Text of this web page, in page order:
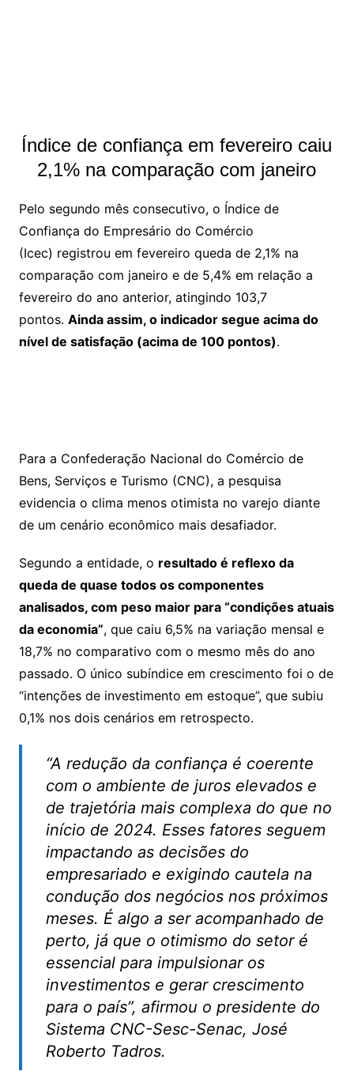
Índice de confiança em fevereiro caiu
2,1% na comparação com janeiro
Pelo segundo mês consecutivo, o Índice de
Confiança do Empresário do Comércio
(Icec) registrou em fevereiro queda de 2,1% na
comparação com janeiro e de 5,4% em relação a
fevereiro do ano anterior, atingindo 103,7
pontos. Ainda assim, o indicador segue acima do
nível de satisfação (acima de 100 pontos).
Para a Confederação Nacional do Comércio de
Bens, Serviços e Turismo (CNC), a pesquisa
evidencia o clima menos otimista no varejo diante
de um cenário econômico mais desafiador.
Segundo a entidade, o resultado é reflexo da
queda de quase todos os componentes
analisados, com peso maior para “condições atuais
da economia”, que caiu 6,5% na variação mensal e
18,7% no comparativo com o mesmo mês do ano
passado. O único subíndice em crescimento foi o de
“intenções de investimento em estoque”, que subiu
0,1% nos dois cenários em retrospecto.
“A redução da confiança é coerente
com o ambiente de juros elevados e
de trajetória mais complexa do que no
início de 2024. Esses fatores seguem
impactando as decisões do
empresariado e exigindo cautela na
condução dos negócios nos próximos
meses. É algo a ser acompanhado de
perto, já que o otimismo do setor é
essencial para impulsionar os
investimentos e gerar crescimento
para o país”, afirmou o presidente do
Sistema CNC-Sesc-Senac, José
Roberto Tadros.